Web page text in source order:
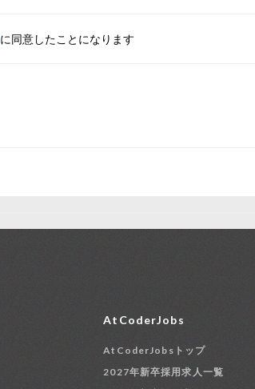
に同意したことになります
AtCoderJobs
AtCoderJobsトップ
2027年新卒採用求人一覧